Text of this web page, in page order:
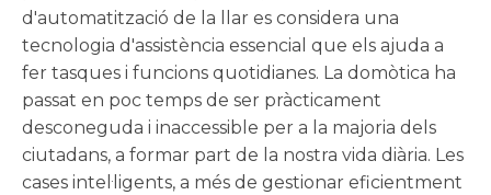
d'automatització de la llar es considera una
tecnologia d'assistència essencial que els ajuda a
fer tasques i funcions quotidianes. La domòtica ha
passat en poc temps de ser pràcticament
desconeguda i inaccessible per a la majoria dels
ciutadans, a formar part de la nostra vida diària. Les
cases intel·ligents, a més de gestionar eficientment